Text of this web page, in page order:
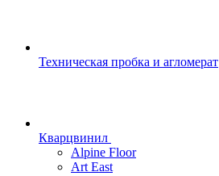
Техническая пробка и агломерат
Кварцвинил
Alpine Floor
Art East